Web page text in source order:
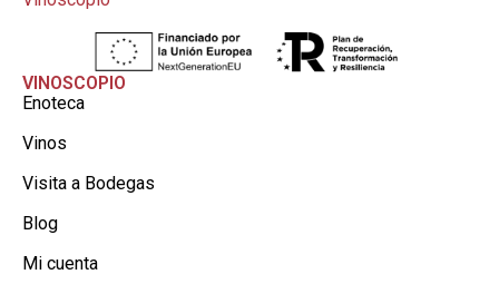
VINOSCOPIO
Enoteca
Vinos
Visita a Bodegas
Blog
Mi cuenta